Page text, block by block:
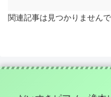
関連記事は見つかりませんで